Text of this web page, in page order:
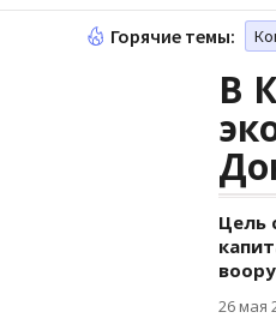
Горячие темы:
В
Цель
26 мая